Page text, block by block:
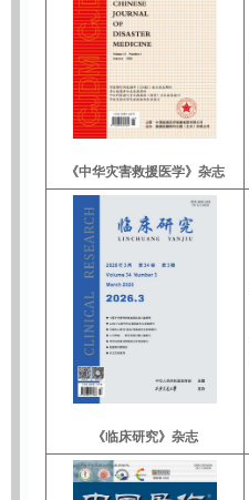
《中华灾害救援医学》杂志
《临床研究》杂志